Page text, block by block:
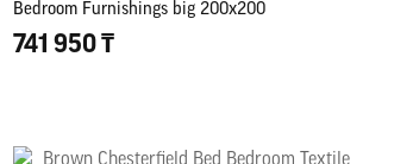
Bedroom Furnishings big 200x200
741 950 ₸